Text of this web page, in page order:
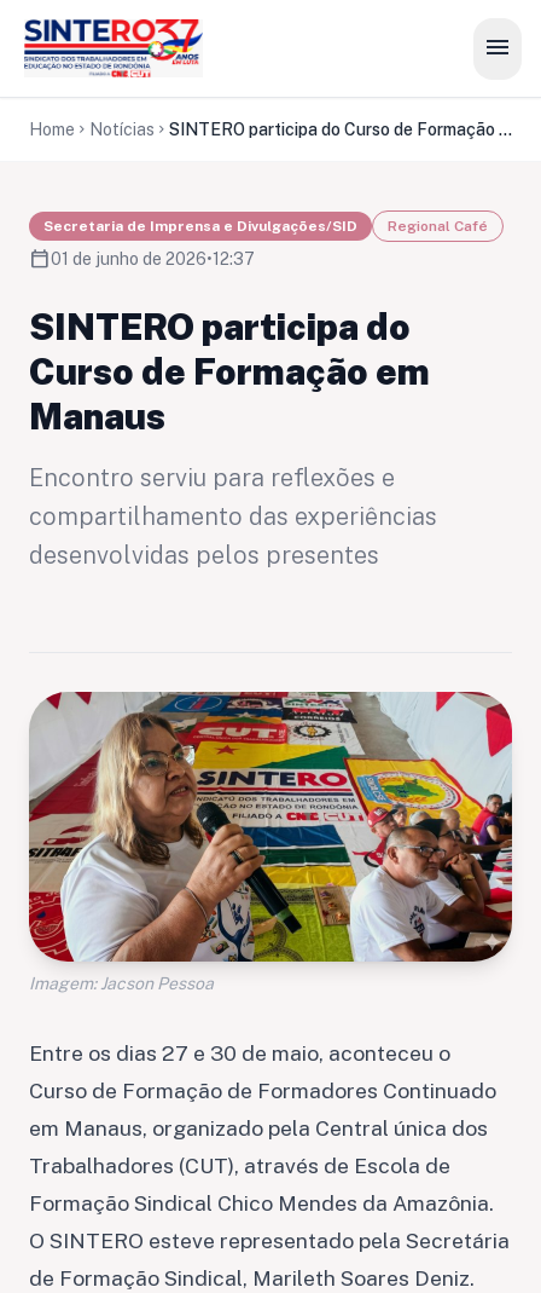
menu
Home chevron_right Notícias chevron_right SINTERO participa do Curso de Formação em Manaus
Secretaria de Imprensa e Divulgações/SID Regional Café
calendar_today01 de junho de 2026•12:37
SINTERO participa do
Curso de Formação em
Manaus
Encontro serviu para reflexões e
compartilhamento das experiências
desenvolvidas pelos presentes
Imagem: Jacson Pessoa
Entre os dias 27 e 30 de maio, aconteceu o
Curso de Formação de Formadores Continuado
em Manaus, organizado pela Central única dos
Trabalhadores (CUT), através de Escola de
Formação Sindical Chico Mendes da Amazônia.
O SINTERO esteve representado pela Secretária
de Formação Sindical, Marileth Soares Deniz.